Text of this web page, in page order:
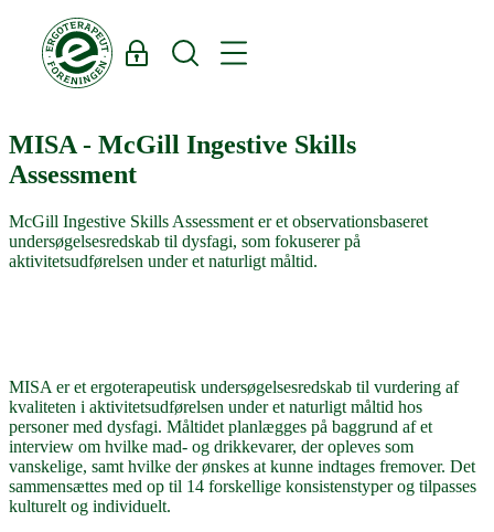
Log ind Søg
MISA - McGill Ingestive Skills
Assessment
McGill Ingestive Skills Assessment er et observationsbaseret
undersøgelsesredskab til dysfagi, som fokuserer på
aktivitetsudførelsen under et naturligt måltid.
MISA er et ergoterapeutisk undersøgelsesredskab til vurdering af
kvaliteten i aktivitetsudførelsen under et naturligt måltid hos
personer med dysfagi. Måltidet planlægges på baggrund af et
interview om hvilke mad- og drikkevarer, der opleves som
vanskelige, samt hvilke der ønskes at kunne indtages fremover. Det
sammensættes med op til 14 forskellige konsistenstyper og tilpasses
kulturelt og individuelt.